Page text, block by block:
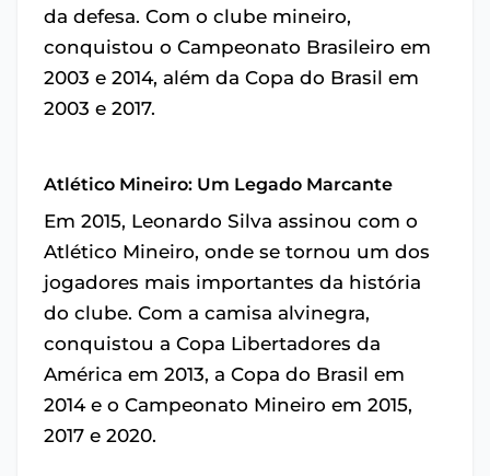
da defesa. Com o clube mineiro,
conquistou o Campeonato Brasileiro em
2003 e 2014, além da Copa do Brasil em
2003 e 2017.
Atlético Mineiro: Um Legado Marcante
Em 2015, Leonardo Silva assinou com o
Atlético Mineiro, onde se tornou um dos
jogadores mais importantes da história
do clube. Com a camisa alvinegra,
conquistou a Copa Libertadores da
América em 2013, a Copa do Brasil em
2014 e o Campeonato Mineiro em 2015,
2017 e 2020.